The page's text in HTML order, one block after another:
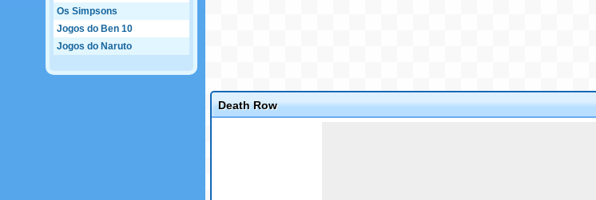
Os Simpsons
Jogos do Ben 10
Jogos do Naruto
Death Row